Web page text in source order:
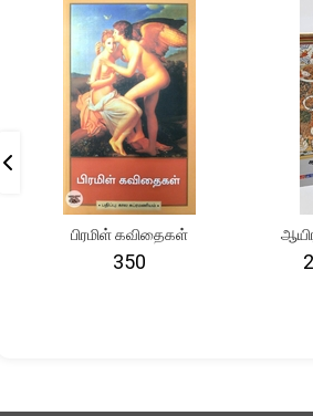
பிரமிள் கவிதைகள்
₹350